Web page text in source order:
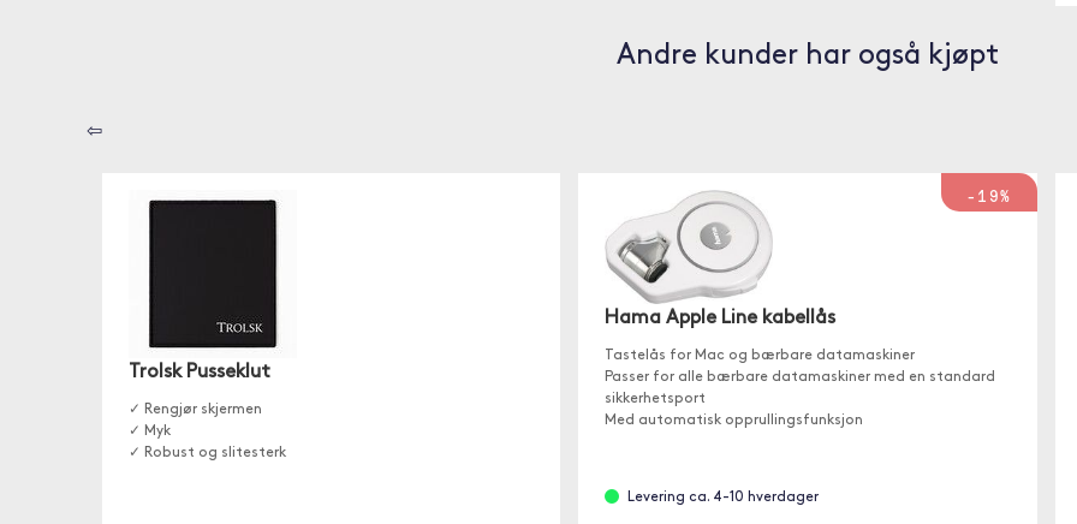
Andre kunder har også kjøpt
⇦
Trolsk Pusseklut
✓ Rengjør skjermen
✓ Myk
✓ Robust og slitesterk
-19%
Hama Apple Line kabellås
Tastelås for Mac og bærbare datamaskiner
Passer for alle bærbare datamaskiner med en standard
sikkerhetsport
Med automatisk opprullingsfunksjon
Levering ca. 4-10 hverdager